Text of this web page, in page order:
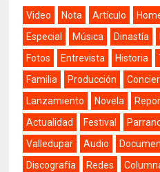
Video Nota Artículo
Especial
Música Dinastía
Fotos
Entrevista Historia
Familia
Producción
Lanzamiento
Novela
Actualidad
Festival
Valledupar
Audio
Discografía
Redes